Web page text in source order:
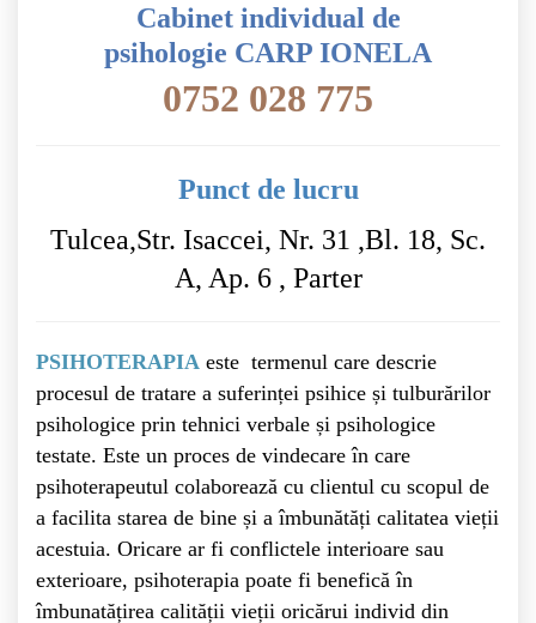
Cabinet individual de
psihologie CARP IONELA
0752 028 775
Punct de lucru
Tulcea,Str. Isaccei, Nr. 31 ,Bl. 18, Sc.
A, Ap. 6 , Parter
PSIHOTERAPIA este termenul care descrie
procesul de tratare a suferinței psihice și tulburărilor
psihologice prin tehnici verbale și psihologice
testate. Este un proces de vindecare în care
psihoterapeutul colaborează cu clientul cu scopul de
a facilita starea de bine și a îmbunătăți calitatea vieții
acestuia. Oricare ar fi conflictele interioare sau
exterioare, psihoterapia poate fi benefică în
îmbunatățirea calității vieții oricărui individ din